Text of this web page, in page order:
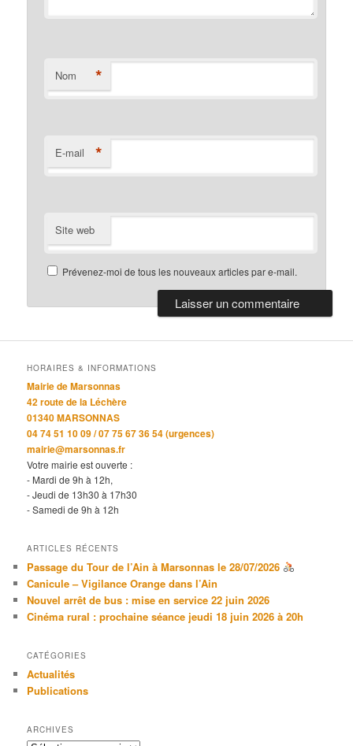
Nom *
E-mail *
Site web
Prévenez-moi de tous les nouveaux articles par e-mail.
HORAIRES & INFORMATIONS
Mairie de Marsonnas
42 route de la Léchère
01340 MARSONNAS
04 74 51 10 09 / 07 75 67 36 54 (urgences)
mairie@marsonnas.fr
Votre mairie est ouverte :
- Mardi de 9h à 12h,
- Jeudi de 13h30 à 17h30
- Samedi de 9h à 12h
ARTICLES RÉCENTS
Passage du Tour de l’Ain à Marsonnas le 28/07/2026
Canicule – Vigilance Orange dans l’Ain
Nouvel arrêt de bus : mise en service 22 juin 2026
Cinéma rural : prochaine séance jeudi 18 juin 2026 à 20h
CATÉGORIES
Actualités
Publications
ARCHIVES